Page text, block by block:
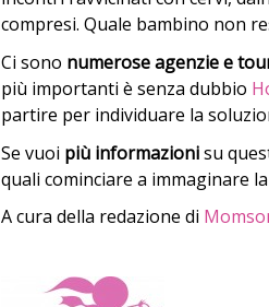
compresi. Quale bambino non
Ci sono numerose agenzie e
più importanti è senza dubbio
partire per individuare la
Se vuoi più informazionisu
quali cominciare a immaginare
A cura della redazione di